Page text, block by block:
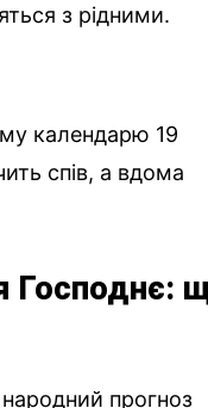
з рідними.
календарю 19
спів, а вдома
Господнє:
прогноз